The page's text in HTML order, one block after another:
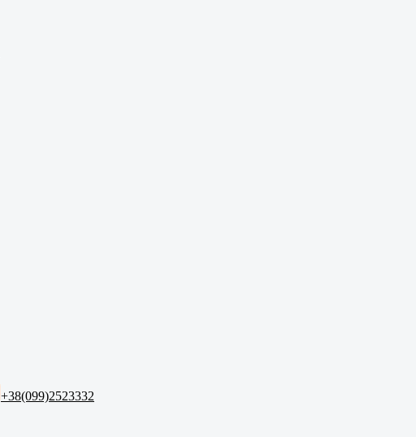
+38(099)2523332